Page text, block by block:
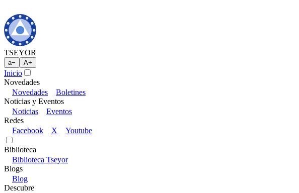
TSEYOR
a− A+
Inicio
Novedades
Novedades
Boletines
Noticias y Eventos
Noticias
Eventos
Redes
Facebook
X Youtube
Biblioteca
Biblioteca Tseyor
Blogs
Blog
Descubre